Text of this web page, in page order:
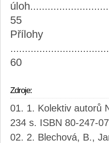
55
Přílohy
60
Zdroje:
1. Kolektiv autorů
234 s. ISBN 80-247-
2. Blechová, B.,